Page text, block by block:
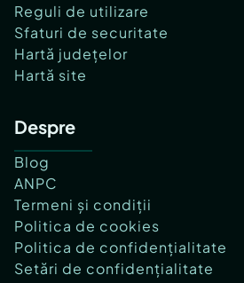
Reguli de utilizare
Sfaturi de securitate
Hartă județelor
Hartă site
Despre
Blog
ANPC
Termeni și condiții
Politica de cookies
Politica de confidențialitate
Setări de confidențialitate